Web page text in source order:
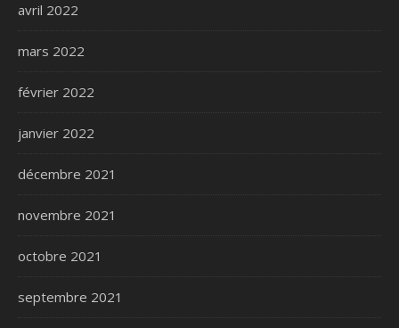
avril 2022
mars 2022
février 2022
janvier 2022
décembre 2021
novembre 2021
octobre 2021
septembre 2021